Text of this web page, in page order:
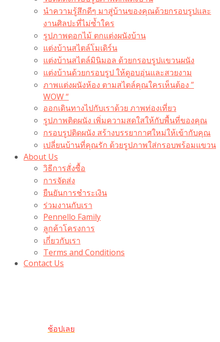
นำความรู้สึกดีๆ มาสู่บ้านของคุณด้วยกรอบรูปและ
งานศิลปะที่ไม่ซ้ำใคร
รูปภาพดอกไม้ ตกแต่งผนังบ้าน
แต่งบ้านสไตล์โมเดิร์น
แต่งบ้านสไตล์มินิมอล ด้วยกรอบรูปแขวนผนัง
แต่งบ้านด้วยกรอบรูป ให้ดูอบอุ่นและสวยงาม
ภาพแต่งผนังห้อง ตามสไตล์คุณใครเห็นต้อง ”
WOW “
ออกเดินทางไปกับเราด้วย ภาพท่องเที่ยว
รูปภาพติดผนัง เพิ่มความสดใสให้กับพื้นที่ของคุณ
กรอบรูปติดผนัง สร้างบรรยากาศใหม่ให้เข้ากับคุณ
เปลี่ยนบ้านที่คุณรัก ด้วยรูปภาพใส่กรอบพร้อมแขวน​
About Us
วิธีการสั่งซื้อ
การจัดส่ง
ยืนยันการชำระเงิน
ร่วมงานกับเรา
Pennello Family
ลูกค้าโครงการ
เกี่ยวกับเรา
Terms and Conditions
Contact Us
ช้อปเลย